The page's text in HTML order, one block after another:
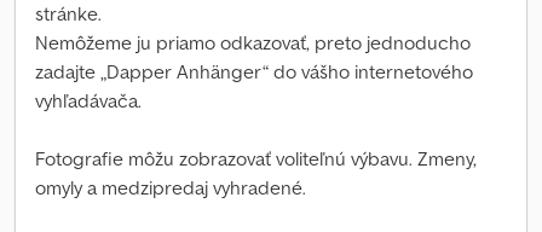
stránke.
Nemôžeme ju priamo odkazovať, preto jednoducho
zadajte „Dapper Anhänger“ do vášho internetového
vyhľadávača.
Fotografie môžu zobrazovať voliteľnú výbavu. Zmeny,
omyly a medzipredaj vyhradené.